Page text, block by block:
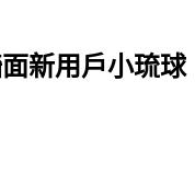
新用戶小琉球